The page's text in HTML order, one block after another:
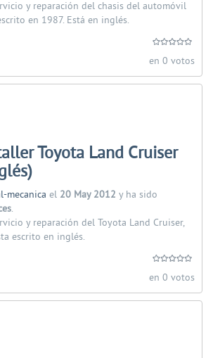
y reparación del chasis del automóvil
en 1987. Está en inglés.
en 0 votos
Toyota Land Cruiser
mecanica el 20 May 2012 y ha sido
.
y reparación del Toyota Land Cruiser,
escrito en inglés.
en 0 votos